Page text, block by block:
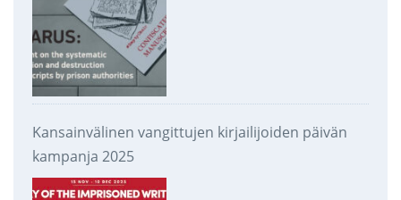
Kansainvälinen vangittujen kirjailijoiden päivän
kampanja 2025